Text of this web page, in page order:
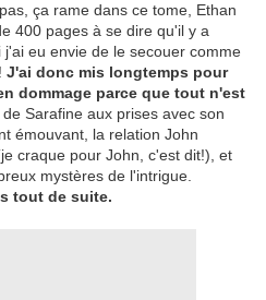
ça rame dans ce tome, Ethan
400 pages à se dire qu'il y a
eu envie de le secouer comme
J'ai donc mis longtemps pour
dommage parce que tout n'est
de Sarafine aux prises avec son
émouvant, la relation John
craque pour John, c'est dit!), et
mystères de l'intrigue.
tout de suite.